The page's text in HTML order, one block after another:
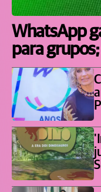
WhatsApp
para